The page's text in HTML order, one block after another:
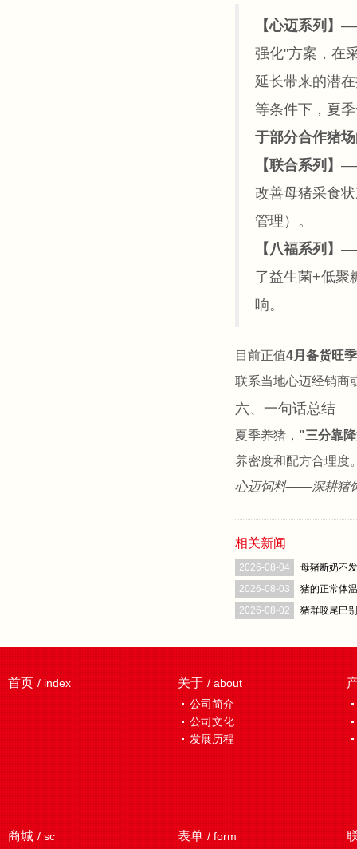
【心迈系列】
强化"方案，在
延长带来的潜
等条件下，夏
于部分合作猪
【联合系列】
改善母猪采食
管理）。
【八福系列】
了益生菌+低聚
响。
目前正值4月备货旺季
联系当地心迈经销商
六、一句话总结
夏季养猪， "三分靠
养密度和配方合理度
心迈饲料——深耕猪
相关新闻
2026-08-04
母猪断奶不
2026-08-03
猪的正常体
2026-08-02
猪群咬尾巴
首页 / index 关于 / about
公司简介
公司文化
发展历程
商城 / sc 表单 / form